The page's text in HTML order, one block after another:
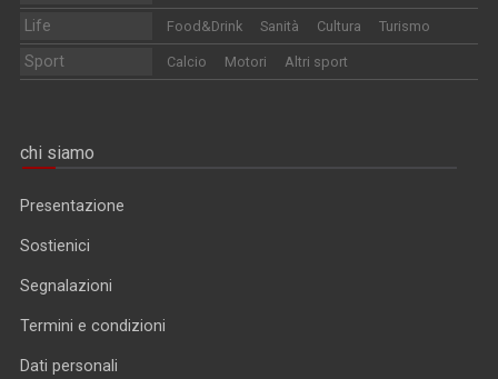
Life Food&Drink Sanità Cultura Turismo
Sport Calcio Motori Altri sport
chi siamo
Presentazione
Sostienici
Segnalazioni
Termini e condizioni
Dati personali